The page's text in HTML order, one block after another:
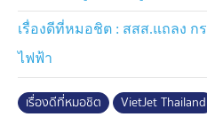
เรื่องดีที่หมอชิต : สสส.แถลง
ไฟฟ้า
เรื่องดีที่หมอชิต VietJet Thailand